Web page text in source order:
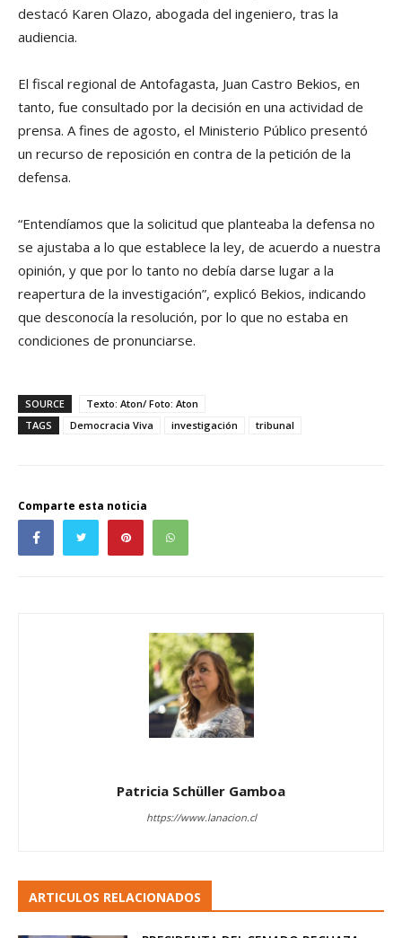
destacó Karen Olazo, abogada del ingeniero, tras la
audiencia.
El fiscal regional de Antofagasta, Juan Castro Bekios, en
tanto, fue consultado por la decisión en una actividad de
prensa. A fines de agosto, el Ministerio Público presentó
un recurso de reposición en contra de la petición de la
defensa.
“Entendíamos que la solicitud que planteaba la defensa no
se ajustaba a lo que establece la ley, de acuerdo a nuestra
opinión, y que por lo tanto no debía darse lugar a la
reapertura de la investigación”, explicó Bekios, indicando
que desconocía la resolución, por lo que no estaba en
condiciones de pronunciarse.
SOURCE
Texto: Aton/ Foto: Aton
TAGS
Democracia Viva investigación tribunal
Comparte esta noticia
Patricia Schüller Gamboa
https://www.lanacion.cl
ARTICULOS RELACIONADOS